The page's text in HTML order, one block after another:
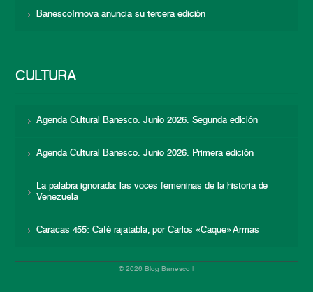
BanescoInnova anuncia su tercera edición
CULTURA
Agenda Cultural Banesco. Junio 2026. Segunda edición
Agenda Cultural Banesco. Junio 2026. Primera edición
La palabra ignorada: las voces femeninas de la historia de
Venezuela
Caracas 455: Café rajatabla, por Carlos «Caque» Armas
© 2026 Blog Banesco |